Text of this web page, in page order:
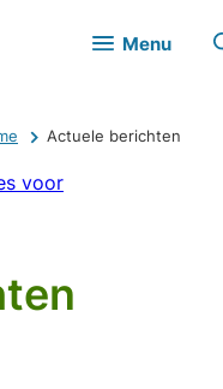
Menu
Actuele berichten
voor